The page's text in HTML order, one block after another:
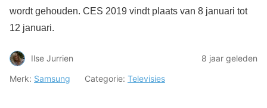
wordt gehouden. CES 2019 vindt plaats van 8 januari tot
12 januari.
Ilse Jurrien
8 jaar geleden
Merk: Samsung Categorie: Televisies